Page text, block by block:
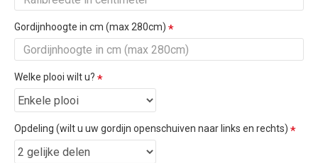
Gordijnhoogte in cm (max 280cm)
Welke plooi wilt u?
Opdeling (wilt u uw gordijn openschuiven naar links en rechts)